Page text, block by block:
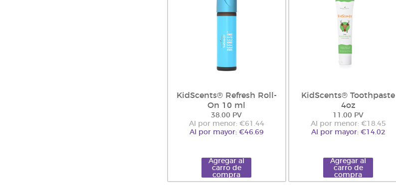
KidScents® Refresh Roll-
On 10 ml
38.00 PV
Al por menor: €61.44
Al por mayor: €46.69
Agregar al
carro de
compra
KidScents® Toothpaste
4oz
11.00 PV
Al por menor: €18.45
Al por mayor: €14.02
Agregar al
carro de
compra